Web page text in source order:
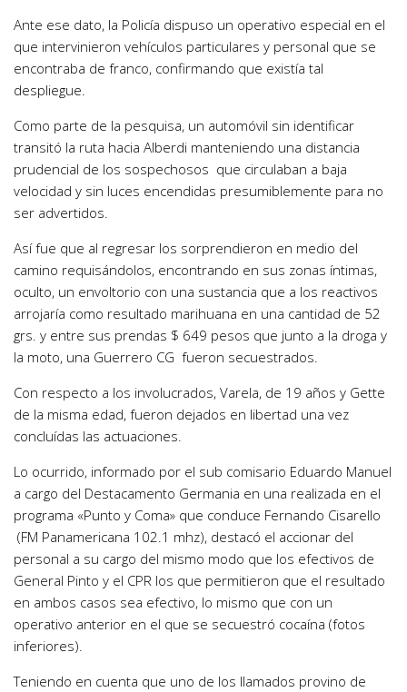
Ante ese dato, la Policía dispuso un operativo especial en el
que intervinieron vehículos particulares y personal que se
encontraba de franco, confirmando que existía tal
despliegue.
Como parte de la pesquisa, un automóvil sin identificar
transitó la ruta hacia Alberdi manteniendo una distancia
prudencial de los sospechosos que circulaban a baja
velocidad y sin luces encendidas presumiblemente para no
ser advertidos.
Así fue que al regresar los sorprendieron en medio del
camino requisándolos, encontrando en sus zonas íntimas,
oculto, un envoltorio con una sustancia que a los reactivos
arrojaría como resultado marihuana en una cantidad de 52
grs. y entre sus prendas $ 649 pesos que junto a la droga y
la moto, una Guerrero CG fueron secuestrados.
Con respecto a los involucrados, Varela, de 19 años y Gette
de la misma edad, fueron dejados en libertad una vez
concluídas las actuaciones.
Lo ocurrido, informado por el sub comisario Eduardo Manuel
a cargo del Destacamento Germania en una realizada en el
programa «Punto y Coma» que conduce Fernando Cisarello
(FM Panamericana 102.1 mhz), destacó el accionar del
personal a su cargo del mismo modo que los efectivos de
General Pinto y el CPR los que permitieron que el resultado
en ambos casos sea efectivo, lo mismo que con un
operativo anterior en el que se secuestró cocaína (fotos
inferiores).
Teniendo en cuenta que uno de los llamados provino de